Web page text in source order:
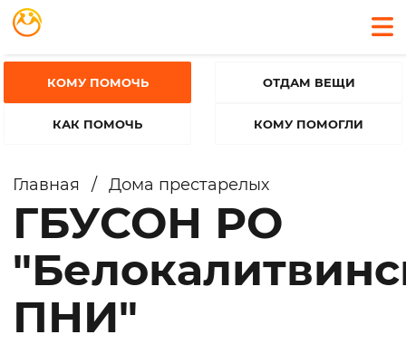
КОМУ ПОМОЧЬ
КАК ПОМОЧЬ
ОТДАМ ВЕЩИ
КОМУ ПОМОГЛИ
Главная / Дома престарелых
ГБУСОН РО
ПНИ"